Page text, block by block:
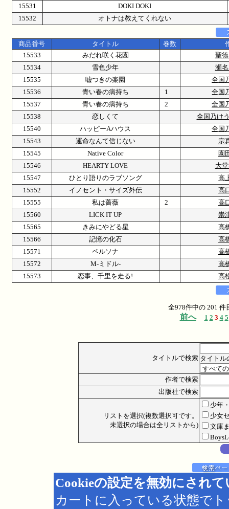
15531
DOKI DOKI
15532
オトナは教えてくれない
商品番号 タイトル 巻数
15533
みだれ咲く花園
聖
15534
雪色少年
瀬
15535
嘘つきの楽園
全国
15536
青い春の病持ち 1
全国
15537
青い春の病持ち 2
全国
15538
恋しくて
全国乃け
15540
ハッピーAハウス
全国
15543
運命なんて信じない
宗
15545
Native Color
園
15546
HEARTY LOVE
大
15547
ひとり語りのラブソング
高
15552
イノセント・サイズ外伝
高
15555
私は薔薇 2
高
15560
LICK IT UP
崇
15565
きみにやどる星
高
15566
記憶の化石
高
15571
ペルソナ
高
15572
M-ミドル-
高
15573
恋事、千里を走る! 高
全978件中の 201 件
前へ 1 2 3 4 5
タイトルで検索 タイトル
作者で検索
出版社で検索
リストを選択(複数選択可です。
未選択の場合は全リストから)
少年
少女
文庫
Cookieの設定を無効にされ
カートに入っている状態で